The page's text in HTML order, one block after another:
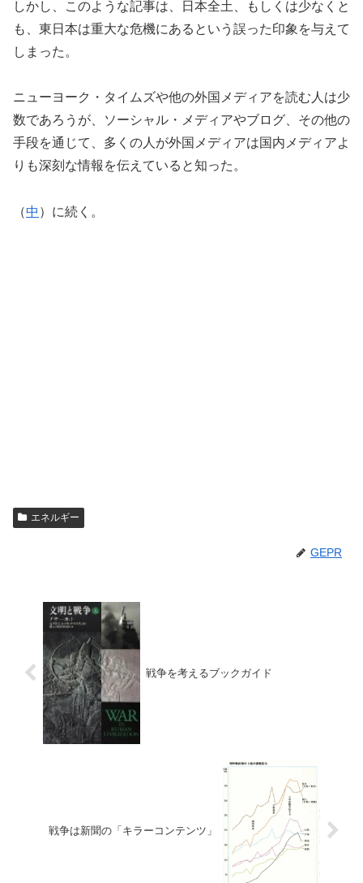
しかし、このような記事は、日本全土、もしくは少なくと
も、東日本は重大な危機にあるという誤った印象を与えて
しまった。
ニューヨーク・タイムズや他の外国メディアを読む人は少
数であろうが、ソーシャル・メディアやブログ、その他の
手段を通じて、多くの人が外国メディアは国内メディアよ
りも深刻な情報を伝えていると知った。
（中 ）に続く。
エネルギー
GEPR
戦争を考えるブックガイド
戦争は新聞の「キラーコンテンツ」